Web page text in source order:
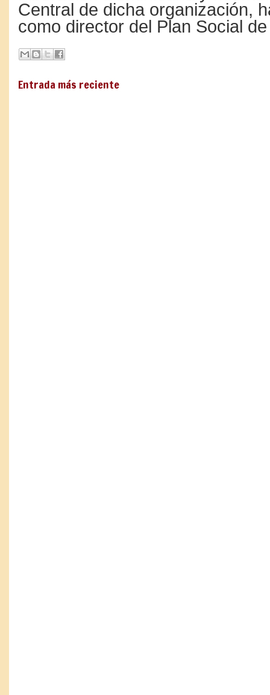
Central de dicha organización,
como director del Plan Social
Entrada más reciente